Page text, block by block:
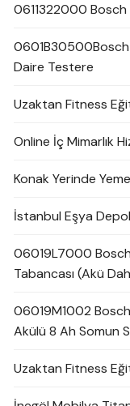
0611322000 Bosch
0601B30500Bosch
Daire Testere
Uzaktan Fitness
Online İç Mimarlık
Konak Yerinde
İstanbul Eşya
06019L7000
Tabancası (Akü
06019M1002
Akülü 8 Ah Somun
Uzaktan Fitness